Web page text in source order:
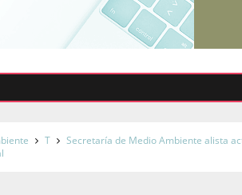
T
Secretaría de Medio Ambiente alista